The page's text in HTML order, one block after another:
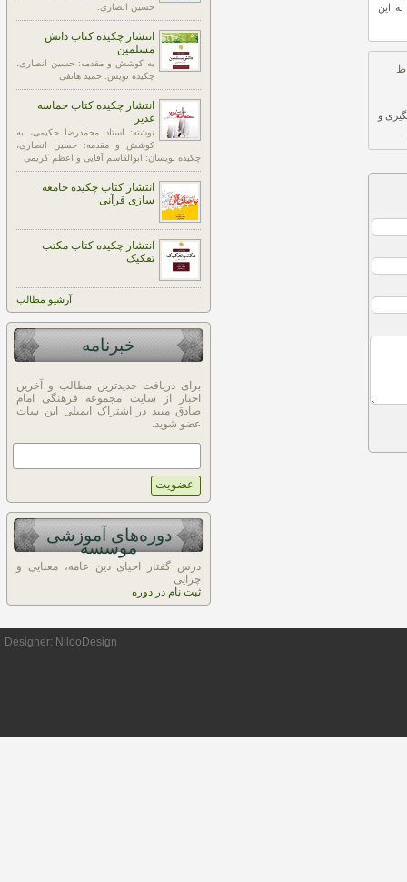
این
و
حسین انصاری.
انتشار چکیده کتاب دانش
مسلمین
به کوشش و مقدمه: حسین انصاری،
چکیده نویس: حمید هاتفی
انتشار چکیده کتاب حماسه
غدیر
نوشته: استاد محمدرضا حکیمی، به
کوشش و مقدمه: حسین انصاری،
چکیده نویسان: ابوالقاسم آقایی و اعظم کریمی
انتشار کتاب چکیده جامعه
سازی قرآنی
انتشار چکیده کتاب مکتب
تفکیک
آرشيو مطالب
خبرنامه
برای دریافت جدیدترین مطالب و آخرین
اخبار از سایت مجموعه فرهنگی امام
صادق میبد در اشتراک ایمیلی این سات
عضو شوید.
دوره‌های آموزشی
موسسه
درس گفتار احیای دین عامه، معنایی و
چرایی
ثبت نام در دوره
Designer: NilooDesign